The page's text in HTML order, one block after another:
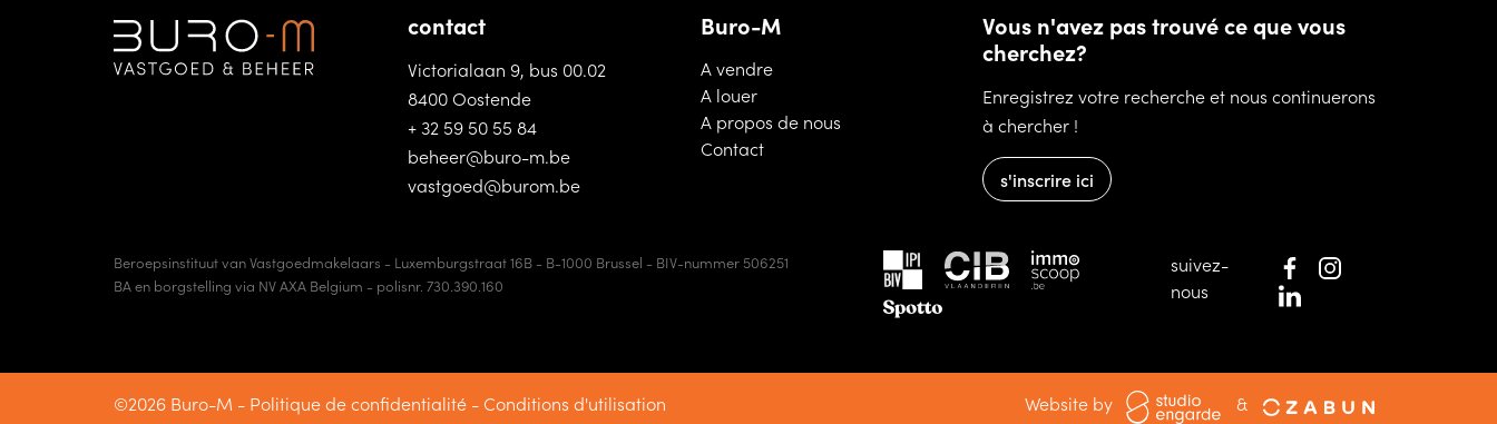
contact
Victorialaan 9, bus 00.02
8400 Oostende
+ 32 59 50 55 84
beheer@buro-m.be
vastgoed@burom.be
Buro-M
A vendre(A vendre)
A louer(A louer)
A propos de nous(A propos de nous)
Contact(Contact)
Vous n'avez pas trouvé ce que vous
cherchez?
Enregistrez votre recherche et nous continuerons
à chercher !
s'inscrire ici
Beroepsinstituut van Vastgoedmakelaars - Luxemburgstraat 16B - B-1000 Brussel - BIV-nummer 506251
BA en borgstelling via NV AXA Belgium - polisnr. 730.390.160
suivez-
nous
©2026 Buro-M - Politique de confidentialité -Conditions d'utilisation Website by &